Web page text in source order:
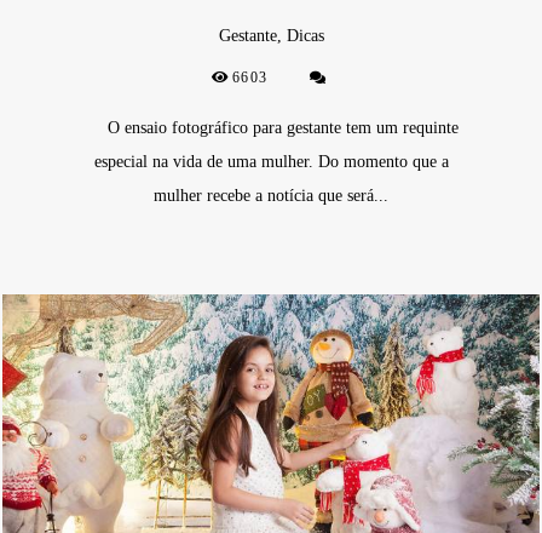
Gestante, Dicas
6603
O ensaio fotográfico para gestante tem um requinte
especial na vida de uma mulher. Do momento que a
mulher recebe a notícia que será...